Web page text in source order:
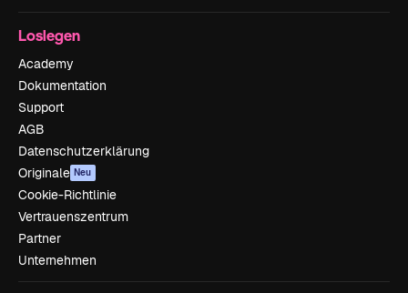
Loslegen
Academy
Dokumentation
Support
AGB
Datenschutzerklärung
Originale Neu
Cookie-Richtlinie
Vertrauenszentrum
Partner
Unternehmen